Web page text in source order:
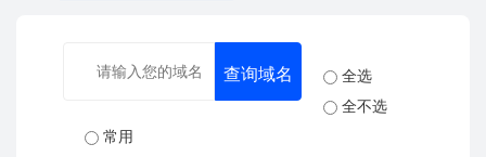
全选
全不选
常用